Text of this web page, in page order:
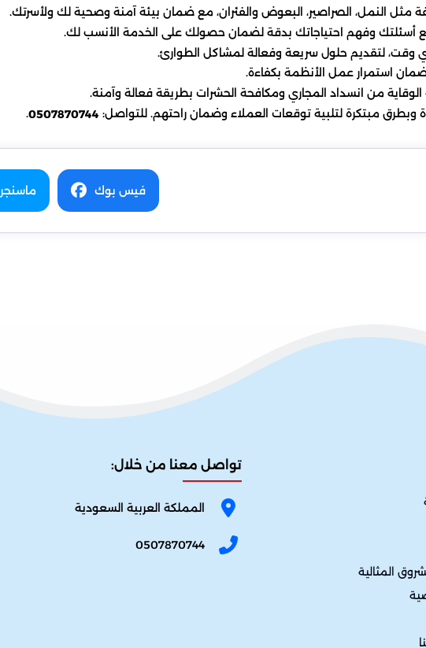
مثل النمل، الصراصير، البعوض والفئران، مع ضمان بيئة آمنة وصحية لك ولأسرتك.
أسئلتك وفهم احتياجاتك بدقة لضمان حصولك على الخدمة الأنسب لك.
وقت، لتقديم حلول سريعة وفعالة لمشاكل الطوارئ.
استمرار عمل الأنظمة بكفاءة.
من انسداد المجاري ومكافحة الحشرات بطريقة فعالة وآمنة.
وبطرق مبتكرة لتلبية توقعات العملاء وضمان راحتهم. للتواصل: 0507870744
.
فيس بوك ماسنجر
المثالية
تواصل معنا من خلال:
المملكة العربية السعودية
0507870744